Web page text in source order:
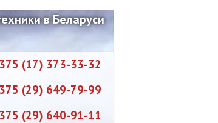
в Беларуси
(17) 373-33-32
(29) 649-79-99
(29) 640-91-11